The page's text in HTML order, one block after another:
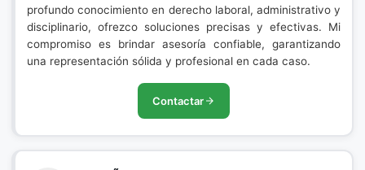
profundo conocimiento en derecho laboral, administrativo y
disciplinario, ofrezco soluciones precisas y efectivas. Mi
compromiso es brindar asesoría confiable, garantizando
una representación sólida y profesional en cada caso.
Contactar